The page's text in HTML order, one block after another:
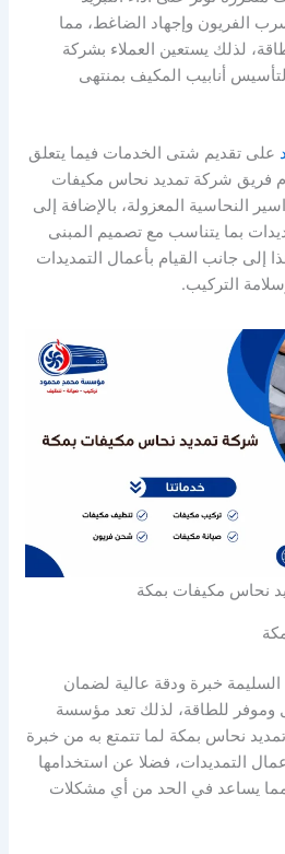
الفريون وإجهاد الضاغط، مما
لذلك يستعين العملاء بشركة
أنابيب المكيف بمنتهى
على تقديم شتى الخدمات فيما يتعلق
فريق شركة تمديد نحاس مكيفات
النحاسية المعزولة، بالإضافة إلى
بما يتناسب مع تصميم المبنى
إلى جانب القيام بأعمال التمديدات
التركيب.
نحاس مكيفات بمكة
خبرة ودقة عالية لضمان
وموفر للطاقة، لذلك تعد مؤسسة
نحاس بمكة لما تتمتع به من خبرة
التمديدات، فضلا عن استخدامها
مما يساعد في الحد من أي مشكلات